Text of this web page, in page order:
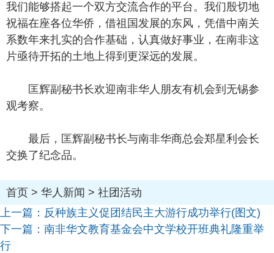
我们能够搭起一个双方交流合作的平台。我们殷切地
祝福在座各位华侨，借祖国发展的东风，凭借中南关
系数年来扎实的合作基础，认真做好事业，在南非这
片亟待开拓的土地上得到更深远的发展。
匡辉副秘书长欢迎南非华人朋友有机会到无锡参
观考察。
最后，匡辉副秘书长与南非华商总会郑星利会长
交换了纪念品。
首页 > 华人新闻 > 社团活动
上一篇： 反种族主义促团结民主大游行成功举行(图文)
下一篇： 南非华文教育基金会中文学校开班典礼隆重举
行